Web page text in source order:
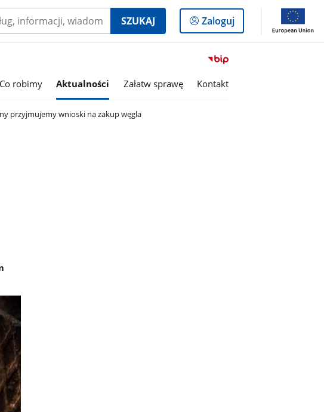
SZUKAJ
Logowanie
do
Zaloguj
Przejdź
serwisu
Co robimy Aktualności Załatw sprawę Kontakt
przyjmujemy wnioski na zakup węgla